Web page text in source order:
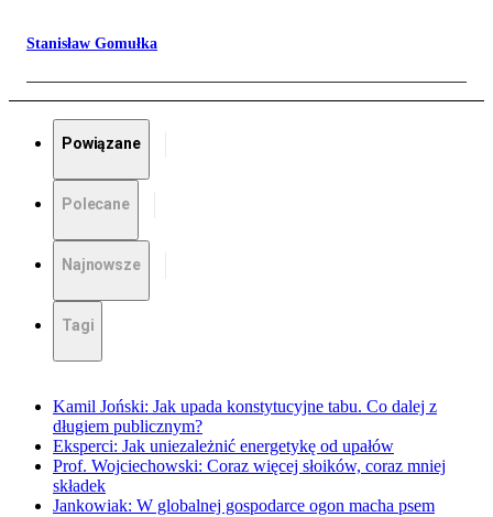
Stanisław Gomułka
Powiązane
Polecane
Najnowsze
Tagi
Kamil Joński: Jak upada konstytucyjne tabu. Co dalej z
długiem publicznym?
Eksperci: Jak uniezależnić energetykę od upałów
Prof. Wojciechowski: Coraz więcej słoików, coraz mniej
składek
Jankowiak: W globalnej gospodarce ogon macha psem